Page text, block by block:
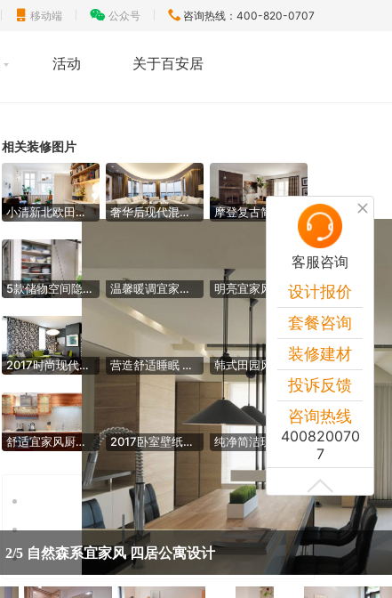
移动端 公众号 咨询热线：400-820-0707
活动 关于百安居
客服咨询
设计报价
套餐咨询
装修建材
投诉反馈
咨询热线
400820070
7
2/5 自然森系宜家风 四居公寓设计
相关装修图片
小清新北欧田园风公寓效果图 奢华后现代混搭风 高层公寓样板房欣赏
5款储物空间隐形门设计 收纳无处不在 温馨暖调宜家风 小户型浴室柜设计图 明亮宜家风餐边柜效果图 让餐厅井井有条
2017时尚现代风客厅装饰效果图 营造舒适睡眠 4款布艺床实景图欣赏 韩式田园风碎花窗帘效果图 少女心的最爱
舒适宜家风厨房 一字型原木橱柜设计 2017卧室壁纸图片欣赏 丰富卧室生活 纯净简洁现代风家居实景图